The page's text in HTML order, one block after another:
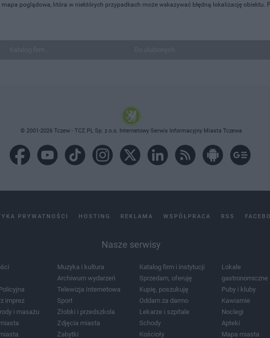
mapa poglądowa, która w niektórych przypadkach może wskazywać błędną lokalizację obiektu.
© 2001-2026 Tczew - TCZ.PL Sp. z o.o. Internetowy Serwis Informacyjny Miasta Tczewa
PRYWATNOŚCI HOSTING REKLAMA WSPÓŁPRACA RSS
Nasze serwisy
imprez
i masażu
Muzyka i kultura
Archiwum wydarzeń
Telewizja Internetowa
Sport
Żłobki i przedszkola
Zdjęcia miasta
Zabytki
Katalog firm i instytucji
Sprzedam, oferuję
Kupię, poszukuję
Oddam za darmo
Lekarze i szpitale
Schody
Kościoły
Lokale
gastronomiczne
Puby i kluby
Kawiarnie
Noclegi
Apteki
Mapa miasta